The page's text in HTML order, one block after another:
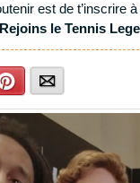
est de t’inscrire
Rejoins le Tennis
Pinterest